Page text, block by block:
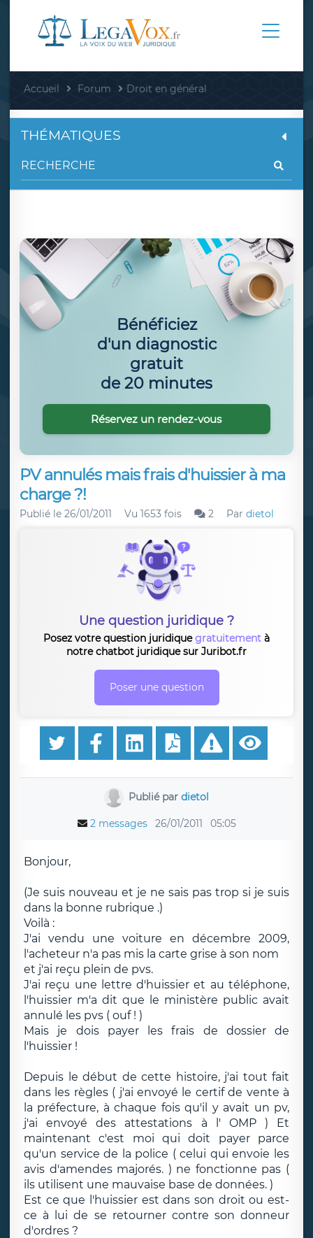
Accueil Forum Droit en général
PV annulés mais frais d'huissier à ma
charge ?!
Publié le 26/01/2011 Vu 1653 fois 2 Par dietol
Une question juridique ?
Posez votre question juridiquegratuitement à
notre chatbot juridique sur Juribot.fr
Poser une question
Publié pardietol
2 messages 26/01/2011 05:05
Bonjour,
(Je suis nouveau et je ne sais pas trop si je suis
dans la bonne rubrique .)
Voilà :
J'ai vendu une voiture en décembre 2009,
l'acheteur n'a pas mis la carte grise à son nom
et j'ai reçu plein de pvs.
J'ai reçu une lettre d'huissier et au téléphone,
l'huissier m'a dit que le ministère public avait
annulé les pvs ( ouf ! )
Mais je dois payer les frais de dossier de
l'huissier !
Depuis le début de cette histoire, j'ai tout fait
dans les règles ( j'ai envoyé le certif de vente à
la préfecture, à chaque fois qu'il y avait un pv,
j'ai envoyé des attestations à l' OMP ) Et
maintenant c'est moi qui doit payer parce
qu'un service de la police ( celui qui envoie les
avis d'amendes majorés. ) ne fonctionne pas (
ils utilisent une mauvaise base de données. )
Est ce que l'huissier est dans son droit ou est-
ce à lui de se retourner contre son donneur
d'ordres ?
THÉMATIQUES
Bénéficiez
d'un diagnostic
gratuit
de 20 minutes
Réservez un rendez-vous